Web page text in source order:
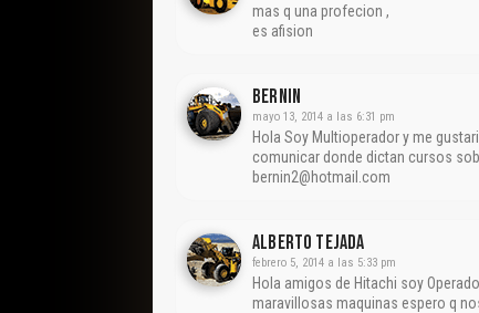
mas q una profecion ,
es afision
Bernin
mayo 13, 2014 a las 6:31 pm
Hola Soy Multioperador y me
comunicar donde dictan cursos
bernin2@hotmail.com
Alberto Tejada
febrero 5, 2014 a las 5:33 pm
Hola amigos de Hitachi soy
maravillosas maquinas espero q